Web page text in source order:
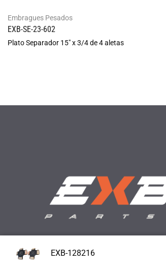
Embragues Pesados
EXB-SE-23-602
Plato Separador 15" x 3/4 de 4 aletas
EXB-128216